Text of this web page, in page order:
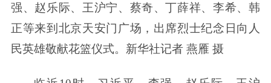
强、赵乐际、王沪宁、蔡奇、丁薛祥、李希、韩
正等来到北京天安门广场，出席烈士纪念日向人
民英雄敬献花篮仪式。新华社记者 燕雁 摄